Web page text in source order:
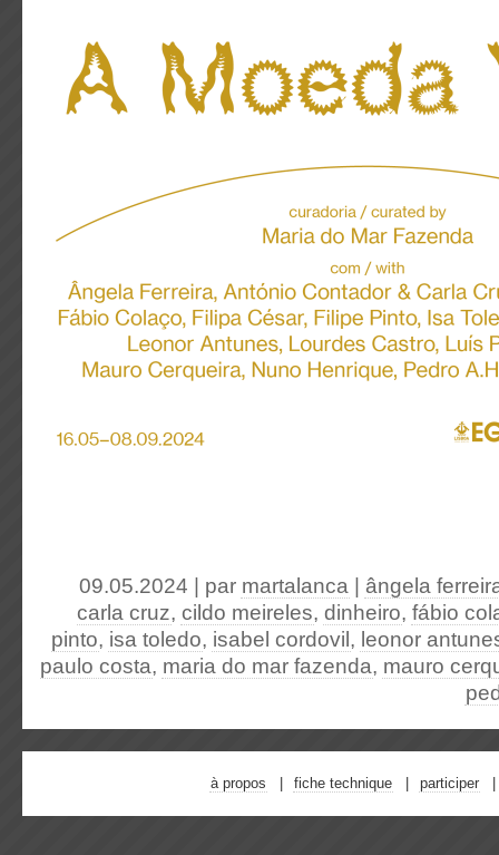
09.05.2024 | par martalanca
ângela
carla cruz, cildo meireles, dinheiro, fábio
pinto, isa toledo, isabel cordovil , leonor
paulo costa, maria do mar fazenda, mauro
à propos fiche technique participer